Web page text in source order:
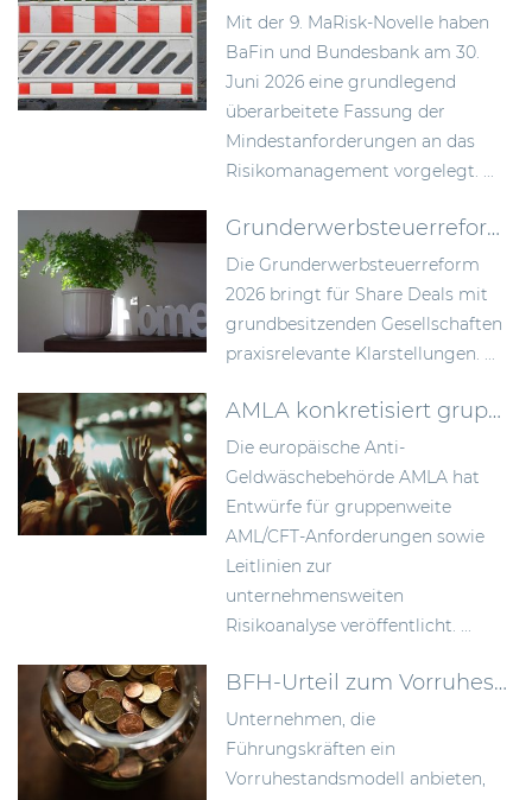
Mit der 9. MaRisk-Novelle haben
BaFin und Bundesbank am 30.
Juni 2026 eine grundlegend
überarbeitete Fassung der
Mindestanforderungen an das
Risikomanagement vorgelegt. ...
Grunderwerbsteuerreform 2026: Bundesrat billigt Neuregelung der Signing-Closing-Problematik
Die Grunderwerbsteuerreform
2026 bringt für Share Deals mit
grundbesitzenden Gesellschaften
praxisrelevante Klarstellungen. ...
AMLA konkretisiert gruppenweite AML-Anforderungen und die unternehmensweite Risikoanalyse
Die europäische Anti-
Geldwäschebehörde AMLA hat
Entwürfe für gruppenweite
AML/CFT-Anforderungen sowie
Leitlinien zur
unternehmensweiten
Risikoanalyse veröffentlicht. ...
BFH-Urteil zum Vorruhestandsmodell: Rückstellungen früher bilden als bisher anerkannt
Unternehmen, die
Führungskräften ein
Vorruhestandsmodell anbieten,